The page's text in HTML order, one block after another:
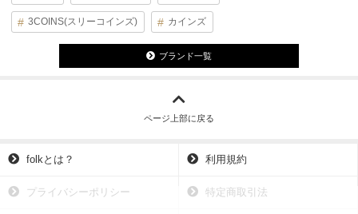
3COINS(スリーコインズ) カインズ
ブランド一覧
ページ上部に戻る
folkとは？ 利用規約
プライバシーポリシー 特定商取引法